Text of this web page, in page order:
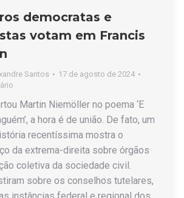
democratas e
votam em Francis
Santos
17 de agosto de 2024
Martin Niemöller no poema ‘E
a hora é de união. De fato, um
recentíssima mostra o
da extrema-direita sobre órgãos
coletiva da sociedade civil.
sobre os conselhos tutelares,